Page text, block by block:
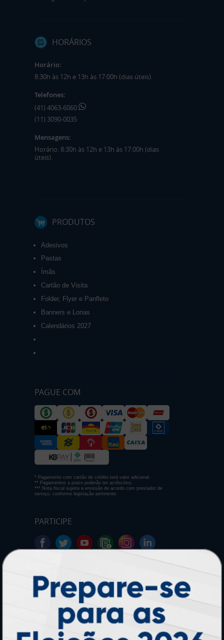
HORÁRIOS
Horário:
8:30h às 12h e 13h às 17:00h (dias úteis).
Telefones:
(41) 4063-6060
(11) 3090-0035
Mensagens:
Horário: 8:30h às 12h e 13h às 17:00h (dias
úteis).
PRODUTOS
Adesivos
Pastas
Ímãs
Cartão de Visita
Folder, Flyer e Panfleto
Banners e Lonas
Calendários 2027
PAGUE COM
* Pagamento com cartão de crédito terá valor adicional.
** Pagamentos a prazo poderão ter acréscimo.
*** Nota fiscal sujeita a emissão de acordo com prestador de
serviço, conforme legislação pertinente.
PARTICIPE
SEGURANÇA